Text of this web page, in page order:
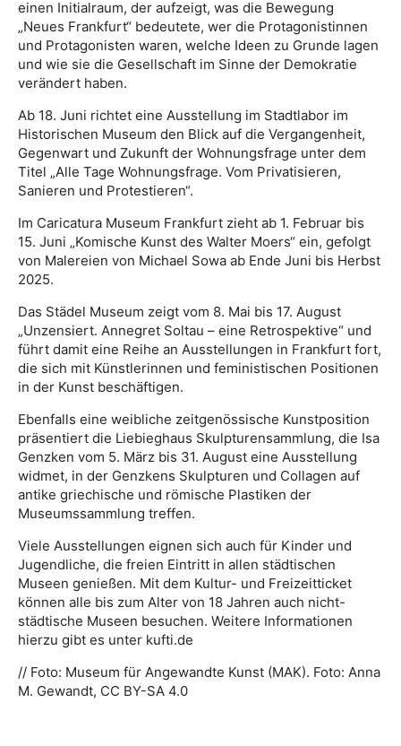
einen Initialraum, der aufzeigt, was die Bewegung
„Neues Frankfurt“ bedeutete, wer die Protagonistinnen
und Protagonisten waren, welche Ideen zu Grunde lagen
und wie sie die Gesellschaft im Sinne der Demokratie
verändert haben.
Ab 18. Juni richtet eine Ausstellung im Stadtlabor im
Historischen Museum den Blick auf die Vergangenheit,
Gegenwart und Zukunft der Wohnungsfrage unter dem
Titel „Alle Tage Wohnungsfrage. Vom Privatisieren,
Sanieren und Protestieren“.
Im Caricatura Museum Frankfurt zieht ab 1. Februar bis
15. Juni „Komische Kunst des Walter Moers“ ein, gefolgt
von Malereien von Michael Sowa ab Ende Juni bis Herbst
2025.
Das Städel Museum zeigt vom 8. Mai bis 17. August
„Unzensiert. Annegret Soltau – eine Retrospektive“ und
führt damit eine Reihe an Ausstellungen in Frankfurt fort,
die sich mit Künstlerinnen und feministischen Positionen
in der Kunst beschäftigen.
Ebenfalls eine weibliche zeitgenössische Kunstposition
präsentiert die Liebieghaus Skulpturensammlung, die Isa
Genzken vom 5. März bis 31. August eine Ausstellung
widmet, in der Genzkens Skulpturen und Collagen auf
antike griechische und römische Plastiken der
Museumssammlung treffen.
Viele Ausstellungen eignen sich auch für Kinder und
Jugendliche, die freien Eintritt in allen städtischen
Museen genießen. Mit dem Kultur- und Freizeitticket
können alle bis zum Alter von 18 Jahren auch nicht-
städtische Museen besuchen. Weitere Informationen
hierzu gibt es unter kufti.de
// Foto: Museum für Angewandte Kunst (MAK). Foto: Anna
M. Gewandt, CC BY-SA 4.0